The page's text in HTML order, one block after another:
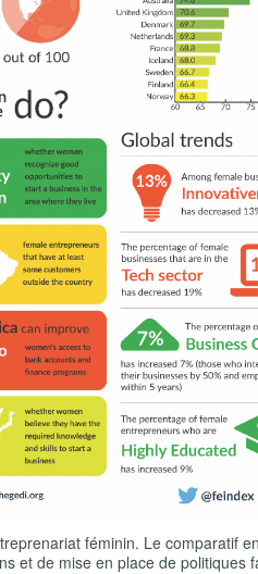
féminin. Le comparatif
et de mise en place de politiques